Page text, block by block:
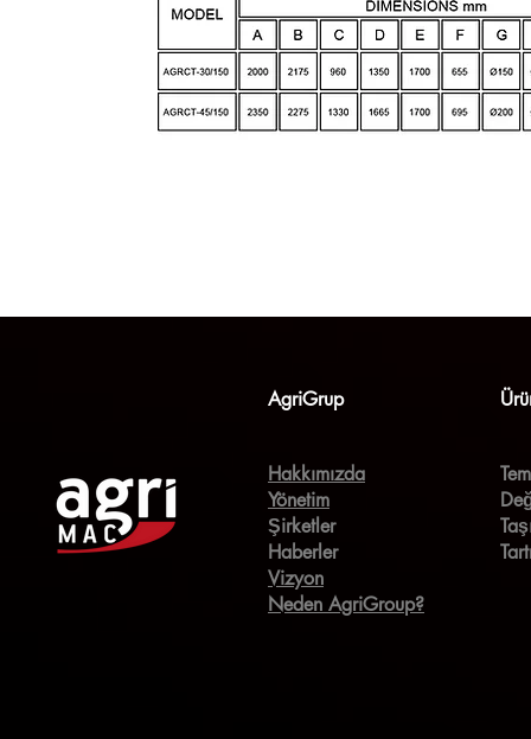
AgriGrup
Hakkımızda
Yönetim
Şirketler
Haberler
Vizyon
Neden AgriGroup?